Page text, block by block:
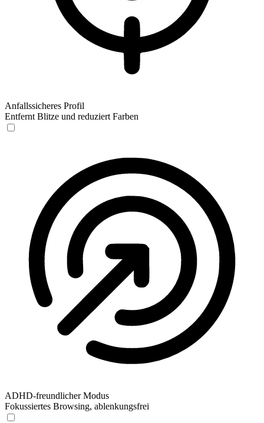
Anfallssicheres Profil
Entfernt Blitze und reduziert Farben
ADHD-freundlicher Modus
Fokussiertes Browsing, ablenkungsfrei